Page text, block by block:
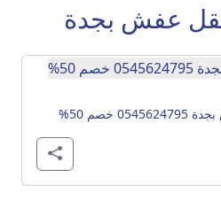
عفش بجدة
خصم 50%